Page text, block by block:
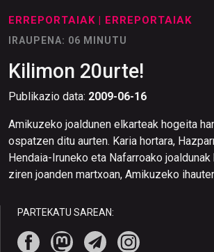
ERREPORTAIAK | ERREPORTAIAK
IRAUPENA: 06 MINUTU
Kilimon 20urte!
Publikazio data: 2009-06-16
Amikuzeko joaldunen elkarteak hogeita
ospatzen ditu aurten. Karia hortara,
Hendaia-Iruneko eta Nafarroako joaldunak
ziren joanden martxoan, Amikuzeko
PARTEKATU SAREAN: